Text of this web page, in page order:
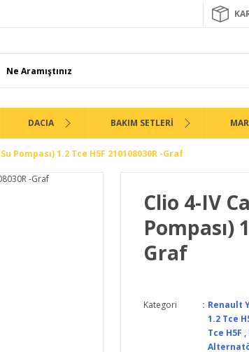
DACIA BAKIM SETLERİ
Pompası) 1.2 Tce H5F 210108030R -Graf
Clio 4-IV
Pompası)
Graf
Kategori Renault
1.2 Tce
Tce H5F ,